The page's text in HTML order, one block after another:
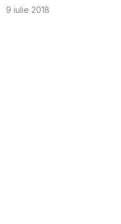
9 iulie 2018